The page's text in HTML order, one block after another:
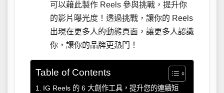
可以藉此製作 Reels 參與挑戰，提升你
的影片曝光度！透過挑戰，讓你的 Reels
出現在更多人的動態頁面，讓更多人認識
你，讓你的品牌更熱門！
Table of Contents
IG Reels 的 6 大創作工具，提升您的連續短